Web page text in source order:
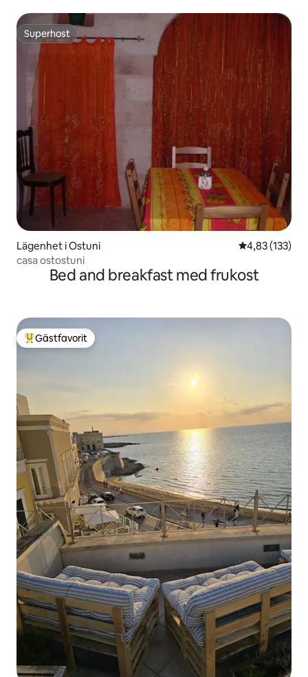
Superhost
Superhost
Lägenhet i Ostuni 4,83 av 5 i
4,83 (133)
casa ostostuni
Bed and breakfast med frukost
Populär gästfavorit
Gästfavorit